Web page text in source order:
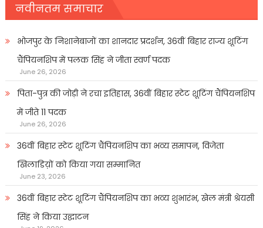
नवीनतम समाचार
भोजपुर के निशानेबाजों का शानदार प्रदर्शन, 36वीं बिहार राज्य शूटिंग
चैंपियनशिप में पलक सिंह ने जीता स्वर्ण पदक
June 26, 2026
पिता-पुत्र की जोड़ी ने रचा इतिहास, 36वीं बिहार स्टेट शूटिंग चैंपियनशिप
में जीते 11 पदक
June 26, 2026
36वीं बिहार स्टेट शूटिंग चैंपियनशिप का भव्य समापन, विजेता
खिलाडिय़ों को किया गया सम्मानित
June 23, 2026
36वीं बिहार स्टेट शूटिंग चैंपियनशिप का भव्य शुभारंभ, खेल मंत्री श्रेयसी
सिंह ने किया उद्घाटन